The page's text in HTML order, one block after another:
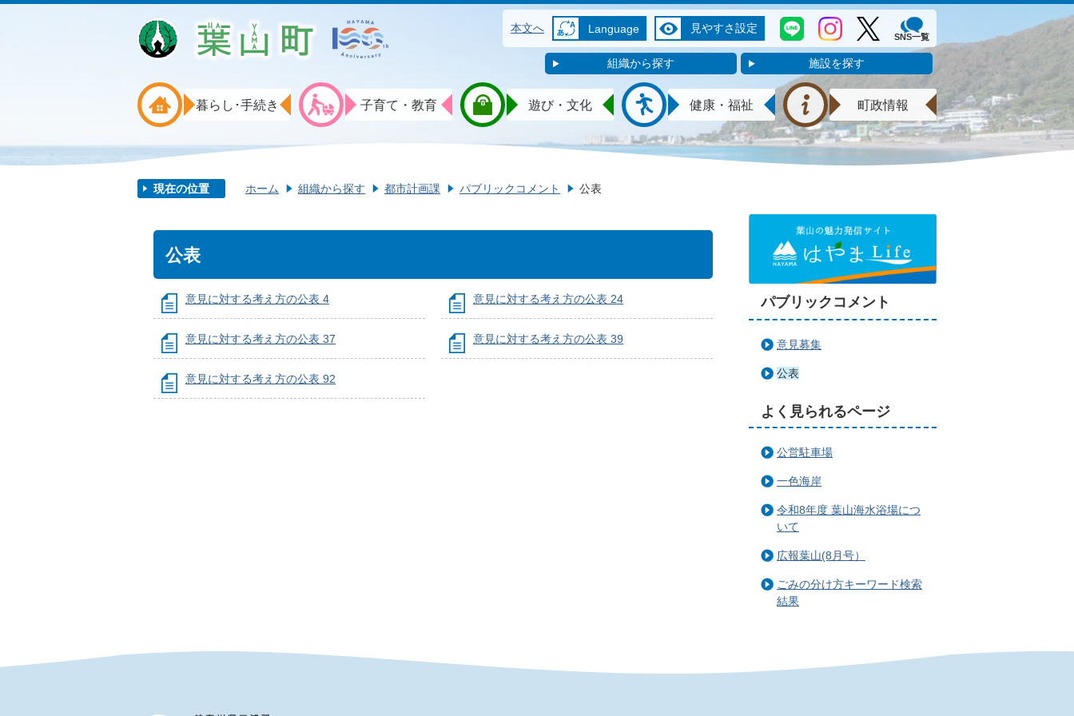
本文へ Language 見やすさ設定
SNS一覧
組織から探す 施設を探す
暮らし･手続き 子育て・教育 遊び・文化 健康・福祉 町政情報
現在の位置 ホーム 組織から探す 都市計画課 パブリックコメント 公表
公表
意見に対する考え方の公表 4 意見に対する考え方の公表 24
意見に対する考え方の公表 37 意見に対する考え方の公表 39
意見に対する考え方の公表 92
パブリックコメント
意見募集
公表
よく見られるページ
公営駐車場
一色海岸
令和8年度 葉山海水浴場につ
いて
広報葉山(8月号）
ごみの分け方キーワード検索
結果